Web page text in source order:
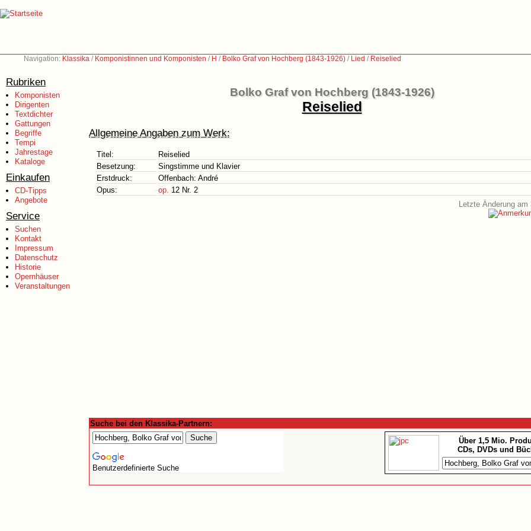
Navigation: Klassika / Komponistinnen und Komponisten / H / Bolko Graf von Hochberg (1843-1926) / Lied / Reiselied
Rubriken
Komponisten
Dirigenten
Textdichter
Gattungen
Begriffe
Tempi
Jahrestage
Kataloge
Einkaufen
CD-Tipps
Angebote
Service
Suchen
Kontakt
Impressum
Datenschutz
Historie
Opernhäuser
Veranstaltungen
Bolko Graf von Hochberg (1843-1926)
Reiselied
Allgemeine Angaben zum Werk:
Titel:
Reiselied
Besetzung:
Singstimme und Klavier
Erstdruck:
Offenbach: André
Opus:
op. 12 Nr. 2
Letzte Änderung am
Suche bei den Klassika-Partnern:
Benutzerdefinierte Suche
Über 1,5 Mio.
CDs, DVDs und